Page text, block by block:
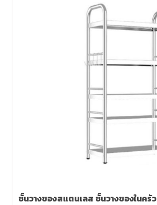
ชั้นวางของสแตนเลส ชั้นวางของในครัว